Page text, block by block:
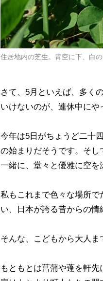
住居地内の芝生。青空に下、白
さて、5月といえば、多く
いけないのが、連休中にや
今年は5日がちょうど二十
の始まりだそうです。そ
一緒に、堂々と優雅に空を
私もこれまで色々な場所
い、日本が誇る昔からの情
そんな、こどもから大人ま
もともとは菖蒲や蓬を軒